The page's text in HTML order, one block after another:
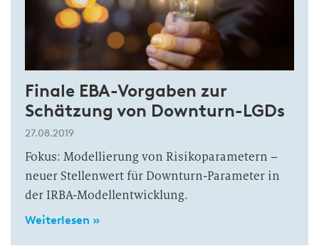
Finale EBA-Vorgaben zur
Schätzung von Downturn-LGDs
27.08.2019
Fokus: Modellierung von Risikoparametern –
neuer Stellenwert für Downturn-Parameter in
der IRBA-Modellentwicklung.
Weiterlesen »